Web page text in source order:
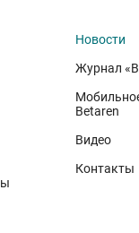
федерального
питании,
озимой
в 2025 году.
Её отличают
Новости
Журнал
Betaren
Видео
Контакты